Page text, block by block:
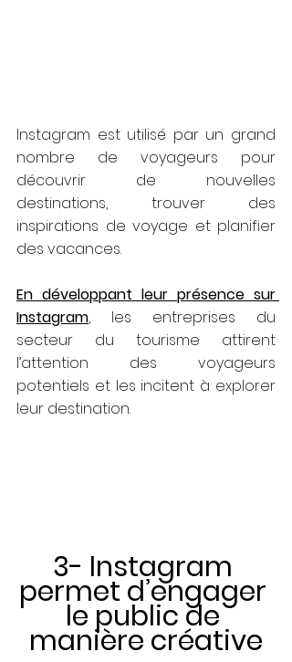
Instagram est utilisé par un grand
nombre de voyageurs pour
découvrir de nouvelles
destinations, trouver des
inspirations de voyage et planifier
des vacances.
En développant leur présence sur
Instagram, les entreprises du
secteur du tourisme attirent
l’attention des voyageurs
potentiels et les incitent à explorer
leur destination.
3- Instagram
permet d’engager
le public de
manière créative